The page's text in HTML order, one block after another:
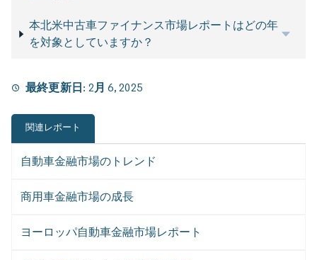
本北米中古車ファイナンス市場レポートはどの年
を対象としていますか？
最終更新日: 2月 6, 2025
関連レポート
自動車金融市場のトレンド
商用車金融市場の成長
ヨーロッパ自動車金融市場レポート